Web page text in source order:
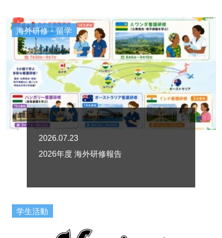
海外研修・留学
2026.07.23
2026年度 海外研修報告
学生活動